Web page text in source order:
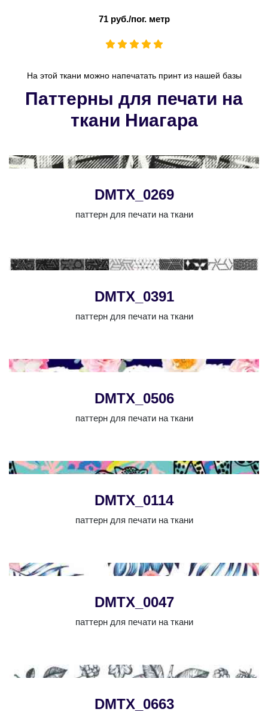
71 руб./пог. метр
На этой ткани можно напечатать принт из нашей базы
Паттерны для печати на
ткани Ниагара
DMTX_0269
паттерн для печати на ткани
DMTX_0391
паттерн для печати на ткани
DMTX_0506
паттерн для печати на ткани
DMTX_0114
паттерн для печати на ткани
DMTX_0047
паттерн для печати на ткани
DMTX_0663